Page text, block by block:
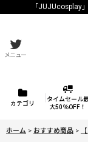
「JUJUcosplay
メニュー
カテゴリ
タイムセール
大50％OFF！
ホーム > おすすめ商品 >